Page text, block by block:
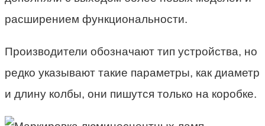
расширением функциональности.
Производители обозначают тип устройства, но
редко указывают такие параметры, как диаметр
и длину колбы, они пишутся только на коробке.